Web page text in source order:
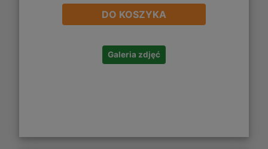
DO KOSZYKA
Galeria zdjęć